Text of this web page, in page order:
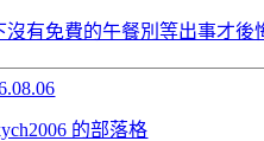
沒有免費的午餐別等出事才後
的部落格